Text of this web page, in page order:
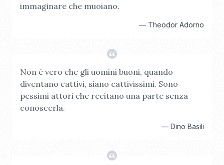
immaginare che muoiano.
— Theodor Adorno
Non è vero che gli uomini buoni, quando
diventano cattivi, siano cattivissimi. Sono
pessimi attori che recitano una parte senza
conoscerla.
— Dino Basili